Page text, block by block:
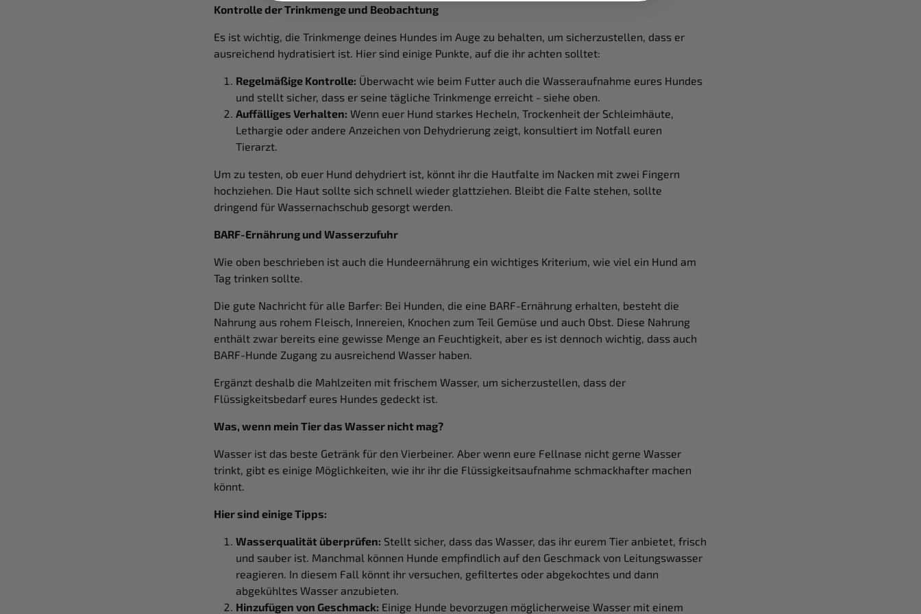
Kontrolle der Trinkmenge und Beobachtung
Es ist wichtig, die Trinkmenge deines Hundes im Auge zu behalten, um sicherzustellen, dass er
ausreichend hydratisiert ist. Hier sind einige Punkte, auf die ihr achten solltet:
Regelmäßige Kontrolle: Überwacht wie beim Futter auch die Wasseraufnahme eures Hundes
und stellt sicher, dass er seine tägliche Trinkmenge erreicht - siehe oben.
Auffälliges Verhalten: Wenn euer Hund starkes Hecheln, Trockenheit der Schleimhäute,
Lethargie oder andere Anzeichen von Dehydrierung zeigt, konsultiert im Notfall euren
Tierarzt.
Um zu testen, ob euer Hund dehydriert ist, könnt ihr die Hautfalte im Nacken mit zwei Fingern
hochziehen. Die Haut sollte sich schnell wieder glattziehen. Bleibt die Falte stehen, sollte
dringend für Wassernachschub gesorgt werden.
BARF-Ernährung und Wasserzufuhr
Wie oben beschrieben ist auch die Hundeernährung ein wichtiges Kriterium, wie viel ein Hund am
Tag trinken sollte.
Die gute Nachricht für alle Barfer: Bei Hunden, die eine BARF-Ernährung erhalten, besteht die
Nahrung aus rohem Fleisch, Innereien, Knochen zum Teil Gemüse und auch Obst. Diese Nahrung
enthält zwar bereits eine gewisse Menge an Feuchtigkeit, aber es ist dennoch wichtig, dass auch
BARF-Hunde Zugang zu ausreichend Wasser haben.
Ergänzt deshalb die Mahlzeiten mit frischem Wasser, um sicherzustellen, dass der
Flüssigkeitsbedarf eures Hundes gedeckt ist.
Was, wenn mein Tier das Wasser nicht mag?
Wasser ist das beste Getränk für den Vierbeiner. Aber wenn eure Fellnase nicht gerne Wasser
trinkt, gibt es einige Möglichkeiten, wie ihr ihr die Flüssigkeitsaufnahme schmackhafter machen
könnt.
Hier sind einige Tipps:
Wasserqualität überprüfen: Stellt sicher, dass das Wasser, das ihr eurem Tier anbietet, frisch
und sauber ist. Manchmal können Hunde empfindlich auf den Geschmack von Leitungswasser
reagieren. In diesem Fall könnt ihr versuchen, gefiltertes oder abgekochtes und dann
abgekühltes Wasser anzubieten.
Hinzufügen von Geschmack: Einige Hunde bevorzugen möglicherweise Wasser mit einem